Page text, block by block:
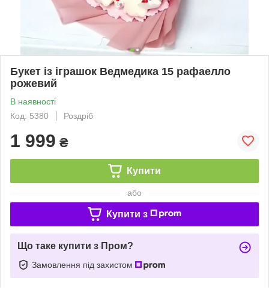
Букет із іграшок Ведмедика 15 рафаелло
рожевий
В наявності
Код: 5380
Роздріб
1 999 ₴
Купити
або
Купити з
Що таке купити з Пром?
Замовлення під захистом